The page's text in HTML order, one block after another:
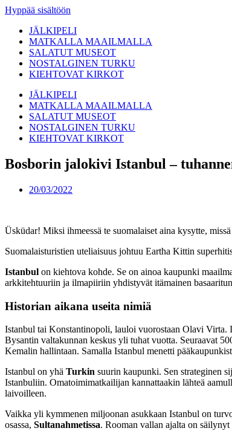
Hyppää sisältöön
JÄLKIPELI
MATKALLA MAAILMALLA
SALATUT MUSEOT
NOSTALGINEN TURKU
KIEHTOVAT KIRKOT
JÄLKIPELI
MATKALLA MAAILMALLA
SALATUT MUSEOT
NOSTALGINEN TURKU
KIEHTOVAT KIRKOT
Bosborin jalokivi Istanbul –
20/03/2022
Üsküdar! Miksi ihmeessä te suomalaiset aina kysytte,
Suomalaisturistien uteliaisuus johtuu Eartha Kittin
Istanbul on kiehtova kohde. Se on ainoa kaupunki
arkkitehtuuriin ja ilmapiiriin yhdistyvät itämainen
Historian aikana useita nimiä
Istanbul tai Konstantinopoli, lauloi vuorostaan Olavi Virta.
Bysantin valtakunnan keskus yli tuhat vuotta. Seuraavat
Kemalin hallintaan. Samalla Istanbul menetti
Istanbul on yhä Turkin suurin kaupunki. Sen strateginen
Istanbuliin. Omatoimimatkailijan kannattaakin lähteä
laivoilleen.
Vaikka yli kymmenen miljoonan asukkaan Istanbul on
osassa, Sultanahmetissa. Rooman vallan ajalta on